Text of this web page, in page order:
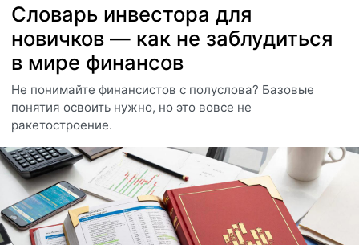
Словарь инвестора для
новичков — как не заблудиться
в мире финансов
Не понимайте финансистов с полуслова? Базовые
понятия освоить нужно, но это вовсе не
ракетостроение.